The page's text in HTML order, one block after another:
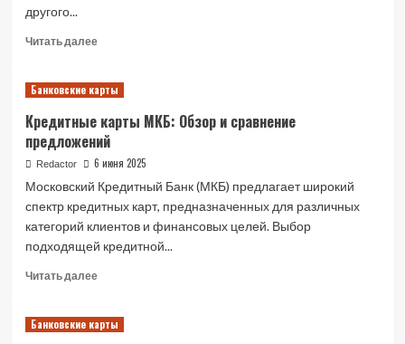
другого...
Читать далееRead
Пополнение
Альфа-
Банка
с
другого
банка:
подробное
руководство
Банковские карты
Кредитные карты МКБ: Обзор и сравнение
предложений
Redactor 6 июня 2025
Московский Кредитный Банк (МКБ) предлагает широкий
спектр кредитных карт, предназначенных для различных
категорий клиентов и финансовых целей. Выбор
подходящей кредитной...
Читать далееRead
Кредитные
Банковские карты